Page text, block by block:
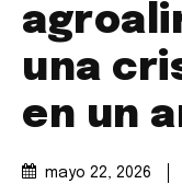
una
en un
mayo 22, 2026